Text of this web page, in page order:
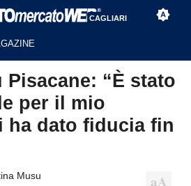
CAGLIARI
Pisacane: “È stato
per il mio
ha dato fiducia fin
Musu